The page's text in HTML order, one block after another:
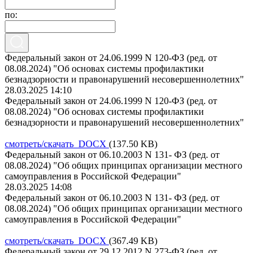
по:
Федеральный закон от 24.06.1999 N 120-ФЗ (ред. от
08.08.2024) "Об основах системы профилактики
безнадзорности и правонарушений несовершеннолетних"
28.03.2025 14:10
Федеральный закон от 24.06.1999 N 120-ФЗ (ред. от
08.08.2024) "Об основах системы профилактики
безнадзорности и правонарушений несовершеннолетних"
смотреть/скачать DOCX (137.50 KB)
Федеральный закон от 06.10.2003 N 131- ФЗ (ред. от
08.08.2024) "Об общих принципах организации местного
самоуправления в Российской Федерации"
28.03.2025 14:08
Федеральный закон от 06.10.2003 N 131- ФЗ (ред. от
08.08.2024) "Об общих принципах организации местного
самоуправления в Российской Федерации"
смотреть/скачать DOCX (367.49 KB)